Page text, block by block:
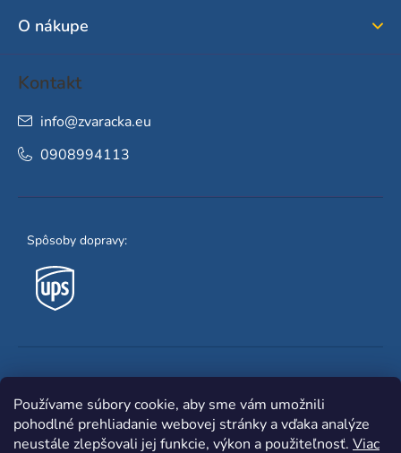
Používame súbory cookie, aby sme vám umožnili
pohodlné prehliadanie webovej stránky a vďaka analýze
neustále zlepšovali jej funkcie, výkon a použiteľnosť. Viac
O nákupe
Kontakt
info@zvaracka.eu
0908994113
Spôsoby dopravy: